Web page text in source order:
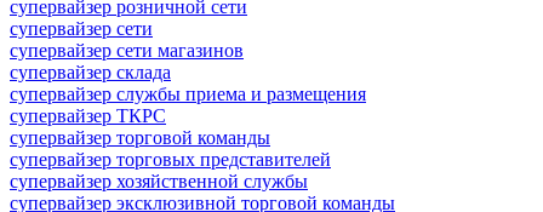
супервайзер розничной сети
супервайзер сети
супервайзер сети магазинов
супервайзер склада
супервайзер службы приема и размещения
супервайзер ТКРС
супервайзер торговой команды
супервайзер торговых представителей
супервайзер хозяйственной службы
супервайзер эксклюзивной торговой команды